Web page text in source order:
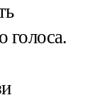
голоса.